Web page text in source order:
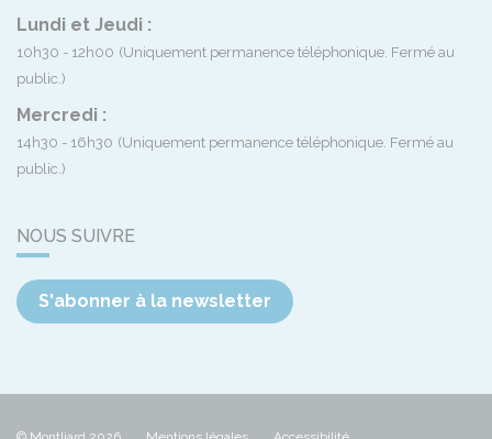
Lundi et Jeudi :
10h30 - 12h00 (Uniquement permanence téléphonique. Fermé au
public.)
Mercredi :
14h30 - 16h30 (Uniquement permanence téléphonique. Fermé au
public.)
NOUS SUIVRE
S'abonner à la newsletter